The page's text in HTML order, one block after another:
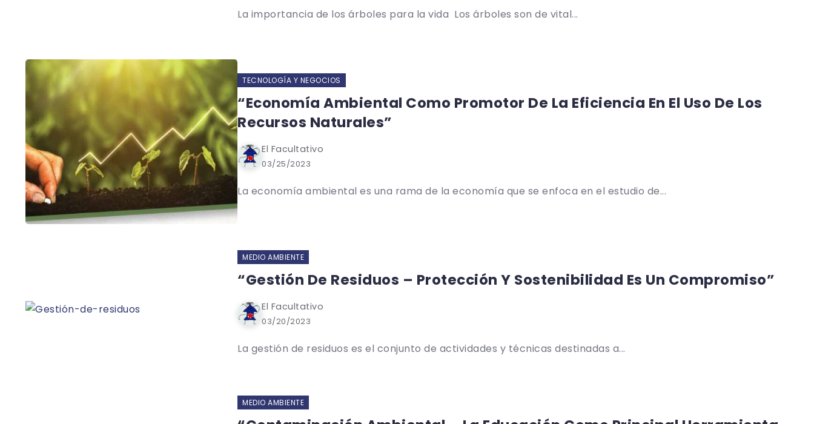
La importancia de los árboles para la vida Los árboles son de vital...
TECNOLOGÍA Y NEGOCIOS
“Economía Ambiental Como Promotor De La Eficiencia En El Uso De Los
Recursos Naturales”
El Facultativo
03/25/2023
La economía ambiental es una rama de la economía que se enfoca en el estudio de...
MEDIO AMBIENTE
“Gestión De Residuos – Protección Y Sostenibilidad Es Un Compromiso”
El Facultativo
03/20/2023
La gestión de residuos es el conjunto de actividades y técnicas destinadas a...
MEDIO AMBIENTE